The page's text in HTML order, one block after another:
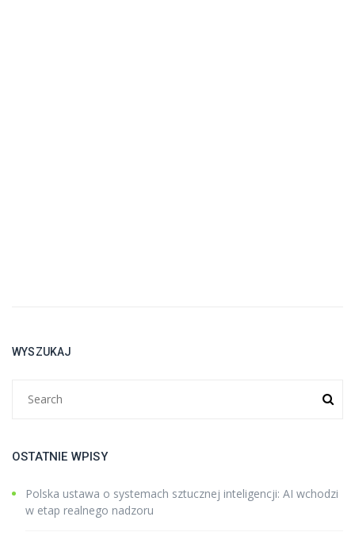
WYSZUKAJ
OSTATNIE WPISY
Polska ustawa o systemach sztucznej inteligencji: AI wchodzi
w etap realnego nadzoru